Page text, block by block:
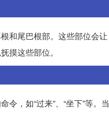
和尾巴根部。这些部位会让
摸这些部位。
，如“过来”、“坐下”等。当